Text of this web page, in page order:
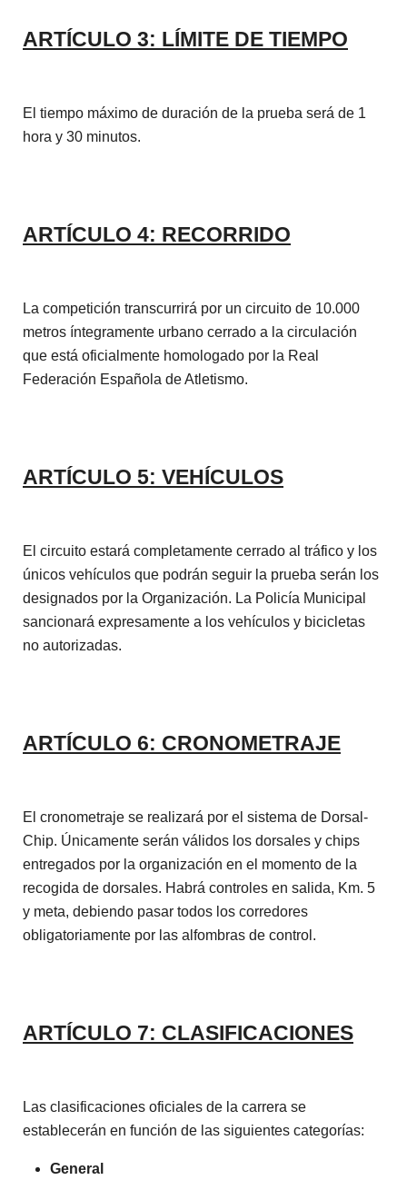
ARTÍCULO 3: LÍMITE DE TIEMPO
El tiempo máximo de duración de la prueba será de 1
hora y 30 minutos.
ARTÍCULO 4: RECORRIDO
La competición transcurrirá por un circuito de 10.000
metros íntegramente urbano cerrado a la circulación
que está oficialmente homologado por la Real
Federación Española de Atletismo.
ARTÍCULO 5: VEHÍCULOS
El circuito estará completamente cerrado al tráfico y los
únicos vehículos que podrán seguir la prueba serán los
designados por la Organización. La Policía Municipal
sancionará expresamente a los vehículos y bicicletas
no autorizadas.
ARTÍCULO 6: CRONOMETRAJE
El cronometraje se realizará por el sistema de Dorsal-
Chip. Únicamente serán válidos los dorsales y chips
entregados por la organización en el momento de la
recogida de dorsales. Habrá controles en salida, Km. 5
y meta, debiendo pasar todos los corredores
obligatoriamente por las alfombras de control.
ARTÍCULO 7: CLASIFICACIONES
Las clasificaciones oficiales de la carrera se
establecerán en función de las siguientes categorías:
General